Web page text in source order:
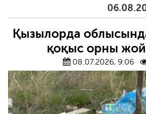
06.08.2026
Қызылорда
қоқыс орны
08.07.2026, 9:06